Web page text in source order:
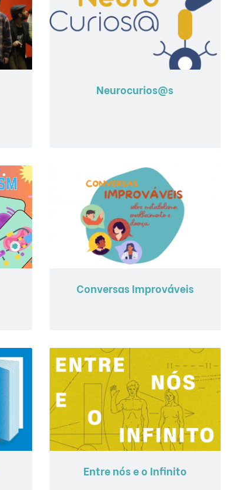
Neurocurios@s
Conversas Improváveis
Entre nós e o Infinito